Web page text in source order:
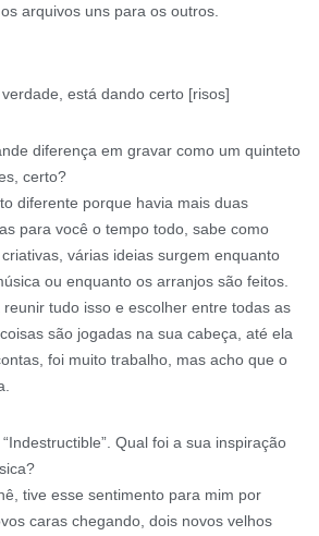
arquivos uns para os outros.
está dando certo [risos]
diferença em gravar como um quinteto
certo?
diferente porque havia mais duas
para você o tempo todo, sabe como
várias ideias surgem enquanto
ou enquanto os arranjos são feitos.
tudo isso e escolher entre todas as
são jogadas na sua cabeça, até ela
foi muito trabalho, mas acho que o
Qual foi a sua inspiração
tive esse sentimento para mim por
caras chegando, dois novos velhos